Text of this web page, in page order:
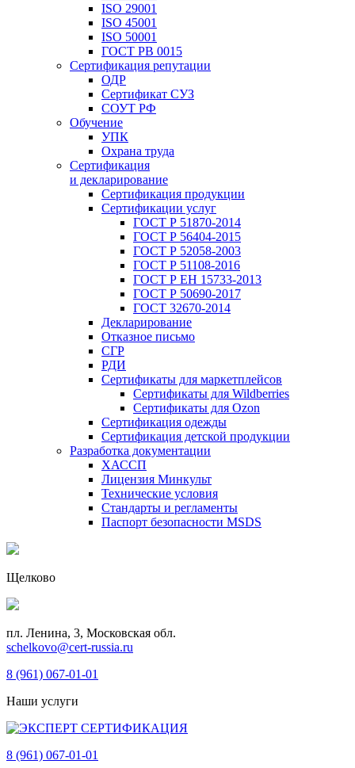
ISO 29001
ISO 45001
ISO 50001
ГОСТ РВ 0015
Сертификация репутации
ОДР
Сертификат СУЗ
СОУТ РФ
Обучение
УПК
Охрана труда
Сертификация
и декларирование
Сертификация продукции
Сертификации услуг
ГОСТ Р 51870-2014
ГОСТ Р 56404-2015
ГОСТ Р 52058-2003
ГОСТ Р 51108-2016
ГОСТ Р ЕН 15733-2013
ГОСТ Р 50690-2017
ГОСТ 32670-2014
Декларирование
Отказное письмо
СГР
РДИ
Сертификаты для маркетплейсов
Сертификаты для Wildberries
Сертификаты для Ozon
Сертификация одежды
Сертификация детской продукции
Разработка документации
ХАССП
Лицензия Минкульт
Технические условия
Стандарты и регламенты
Паспорт безопасности MSDS
Щелково
пл. Ленина, 3, Московская обл.
schelkovo@cert-russia.ru
8 (961) 067-01-01
Наши услуги
8 (961) 067-01-01